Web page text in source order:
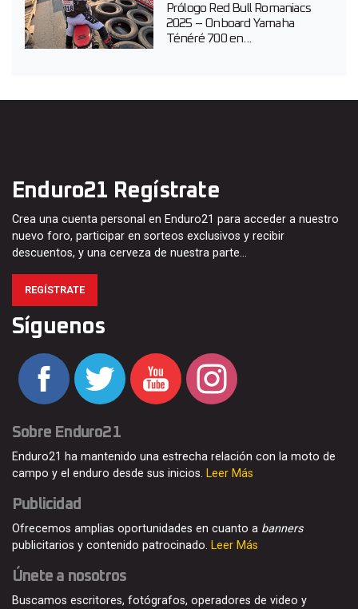
Prólogo Red Bull Romaniacs
2025 – Onboard Yamaha
Ténéré 700 en...
Enduro21 Regístrate
Crea una cuenta personal en Enduro21 para acceder a nuestro
nuevo foro, participar en sorteos exclusivos y recibir
descuentos, y una cerveza de nuestra parte…
REGÍSTRATE
Síguenos
Sobre Enduro21
Enduro21 ha mantenido una estrecha relación con la moto de
campo y el enduro desde sus inicios. Leer Más
Publicidad
Ofrecemos amplias oportunidades en cuanto a banners
publicitarios y contenido patrocinado. Leer Más
Únete a nosotros
Buscamos escritores, fotógrafos, operadores de video y